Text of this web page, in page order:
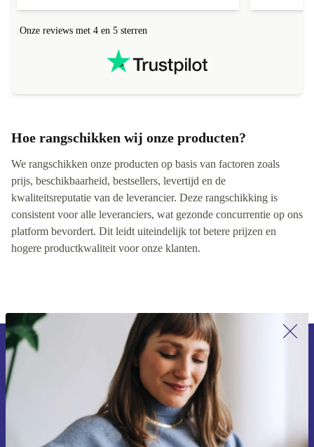
onderscheiden van een gloednieuwe uit de
verpakking. Ik kom graag terug bij jullie voor
andere gadgets eerst maar weer even sparen. Ik
raad het iedereen aan. Nogmaals top geregeld bij
Onze reviews met 4 en 5 sterren
Hoe rangschikken wij onze producten?
We rangschikken onze producten op basis van factoren zoals
prijs, beschikbaarheid, bestsellers, levertijd en de
kwaliteitsreputatie van de leverancier. Deze rangschikking is
consistent voor alle leveranciers, wat gezonde concurrentie op ons
platform bevordert. Dit leidt uiteindelijk tot betere prijzen en
hogere productkwaliteit voor onze klanten.
Meld je aan voor onze nieuwsbrief en
ontvang €15 korting!
Mis nooit meer een aanbieding.